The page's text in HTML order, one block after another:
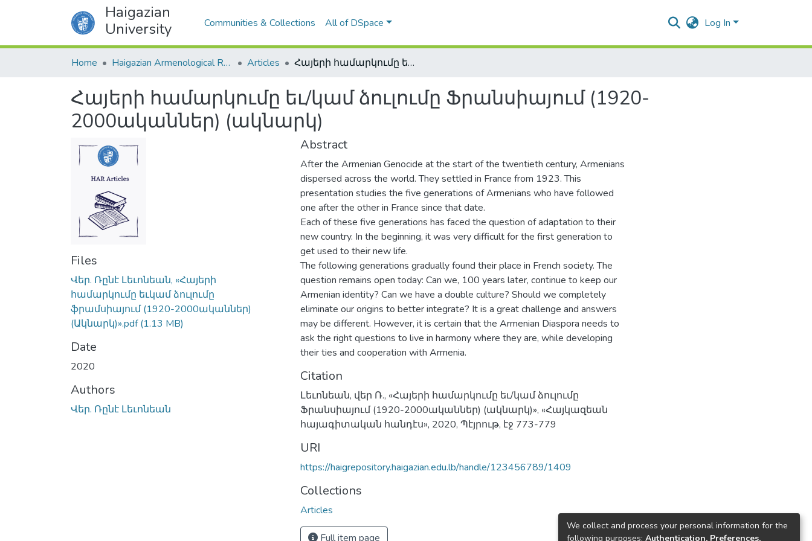
Haigazian
University
Communities & Collections All of DSpace Log In
Home Haigazian Armenological Review Articles Հայերի համարկումը եւ/կամ ձուլումը Ֆրանսիայում (1920-2000ականներ) (ակնարկ)
Հայերի համարկումը եւ/կամ ձուլումը Ֆրանսիայում (1920-
2000ականներ) (ակնարկ)
Files
Վեր. Ռընէ Լեւոնեան, «Հայերի
համարկումը եւկամ ձուլումը
ֆրամսիայում (1920-2000ականներ)
(Ակնարկ)».pdf(1.13 MB)
Date
2020
Authors
Վեր. Ռընէ Լեւոնեան
Abstract
After the Armenian Genocide at the start of the twentieth century, Armenians
dispersed across the world. They settled in France from 1923. This
presentation studies the five generations of Armenians who have followed
one after the other in France since that date.
Each of these five generations has faced the question of adaptation to their
new country. In the beginning, it was very difficult for the first generation to
get used to their new life.
The following generations gradually found their place in French society. The
question remains open today: Can we, 100 years later, continue to keep our
Armenian identity? Can we have a double culture? Should we completely
eliminate our origins to better integrate? It is a great challenge and answers
may be different. However, it is certain that the Armenian Diaspora needs to
ask the right questions to live in harmony where they are, while developing
their ties and cooperation with Armenia.
Citation
Լեւոնեան, վեր Ռ., «Հայերի համարկումը եւ/կամ ձուլումը
Ֆրանսիայում (1920-2000ականներ) (ակնարկ)», «Հայկազեան
հայագիտական հանդէս», 2020, Պէյրութ, էջ 773-779
URI
https://haigrepository.haigazian.edu.lb/handle/123456789/1409
Collections
Articles
Full item page
We collect and process your personal information for the
following purposes: Authentication, Preferences,